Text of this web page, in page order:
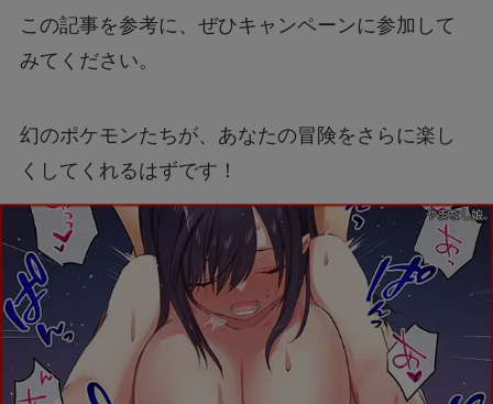
この記事を参考に、ぜひキャンペーンに参加して
みてください。
幻のポケモンたちが、あなたの冒険をさらに楽し
くしてくれるはずです！